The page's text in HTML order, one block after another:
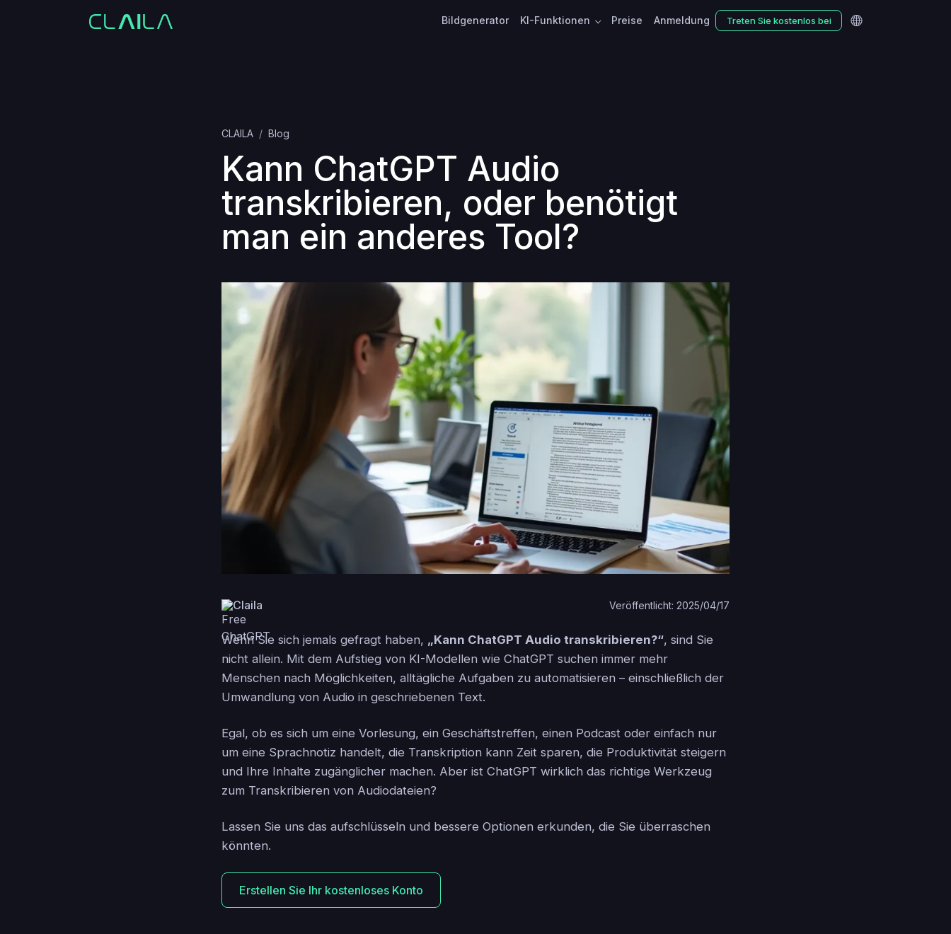
Bildgenerator KI-Funktionen Preise Anmeldung Treten Sie kostenlos bei
CLAILA Blog
Kann ChatGPT Audio
transkribieren, oder benötigt
man ein anderes Tool?
Claila Veröffentlicht: 2025/04/17
Wenn Sie sich jemals gefragt haben, „Kann ChatGPT Audio transkribieren?“, sind Sie
nicht allein. Mit dem Aufstieg von KI-Modellen wie ChatGPT suchen immer mehr
Menschen nach Möglichkeiten, alltägliche Aufgaben zu automatisieren – einschließlich der
Umwandlung von Audio in geschriebenen Text.
Egal, ob es sich um eine Vorlesung, ein Geschäftstreffen, einen Podcast oder einfach nur
um eine Sprachnotiz handelt, die Transkription kann Zeit sparen, die Produktivität steigern
und Ihre Inhalte zugänglicher machen. Aber ist ChatGPT wirklich das richtige Werkzeug
zum Transkribieren von Audiodateien?
Lassen Sie uns das aufschlüsseln und bessere Optionen erkunden, die Sie überraschen
könnten.
Erstellen Sie Ihr kostenloses Konto